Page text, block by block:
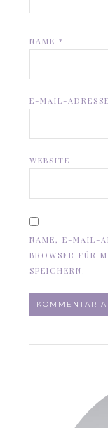
NAME*
E-MAIL-
WEBSITE
NAME, E-MAIL-
BROWSER FÜR
SPEICHERN.